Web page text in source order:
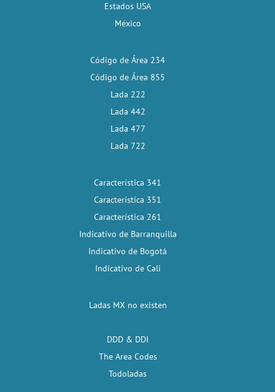
Estados USA
México
Código de Área 234
Código de Área 855
Lada 222
Lada 442
Lada 477
Lada 722
Característica 341
Característica 351
Característica 261
Indicativo de Barranquilla
Indicativo de Bogotá
Indicativo de Cali
Ladas MX no existen
DDD & DDI
The Area Codes
Todoladas